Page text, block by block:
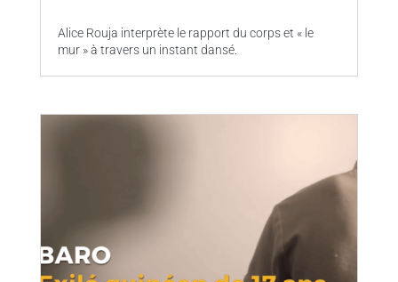
Alice Rouja interprète le rapport du corps et « le
mur » à travers un instant dansé.